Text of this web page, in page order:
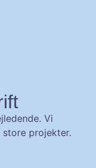
Vi
projekter.